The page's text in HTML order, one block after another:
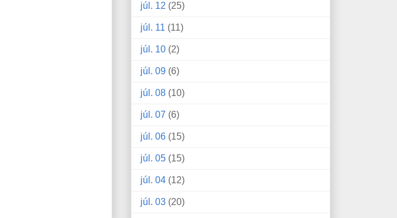
júl. 12 (25)
júl. 11 (11)
júl. 10 (2)
júl. 09 (6)
júl. 08 (10)
júl. 07 (6)
júl. 06 (15)
júl. 05 (15)
júl. 04 (12)
júl. 03 (20)